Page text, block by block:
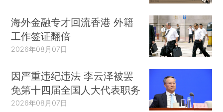
海外金融专才回流香港 外籍
工作签证翻倍
2026年08月07日
因严重违纪违法 李云泽被罢
免第十四届全国人大代表职务
2026年08月07日